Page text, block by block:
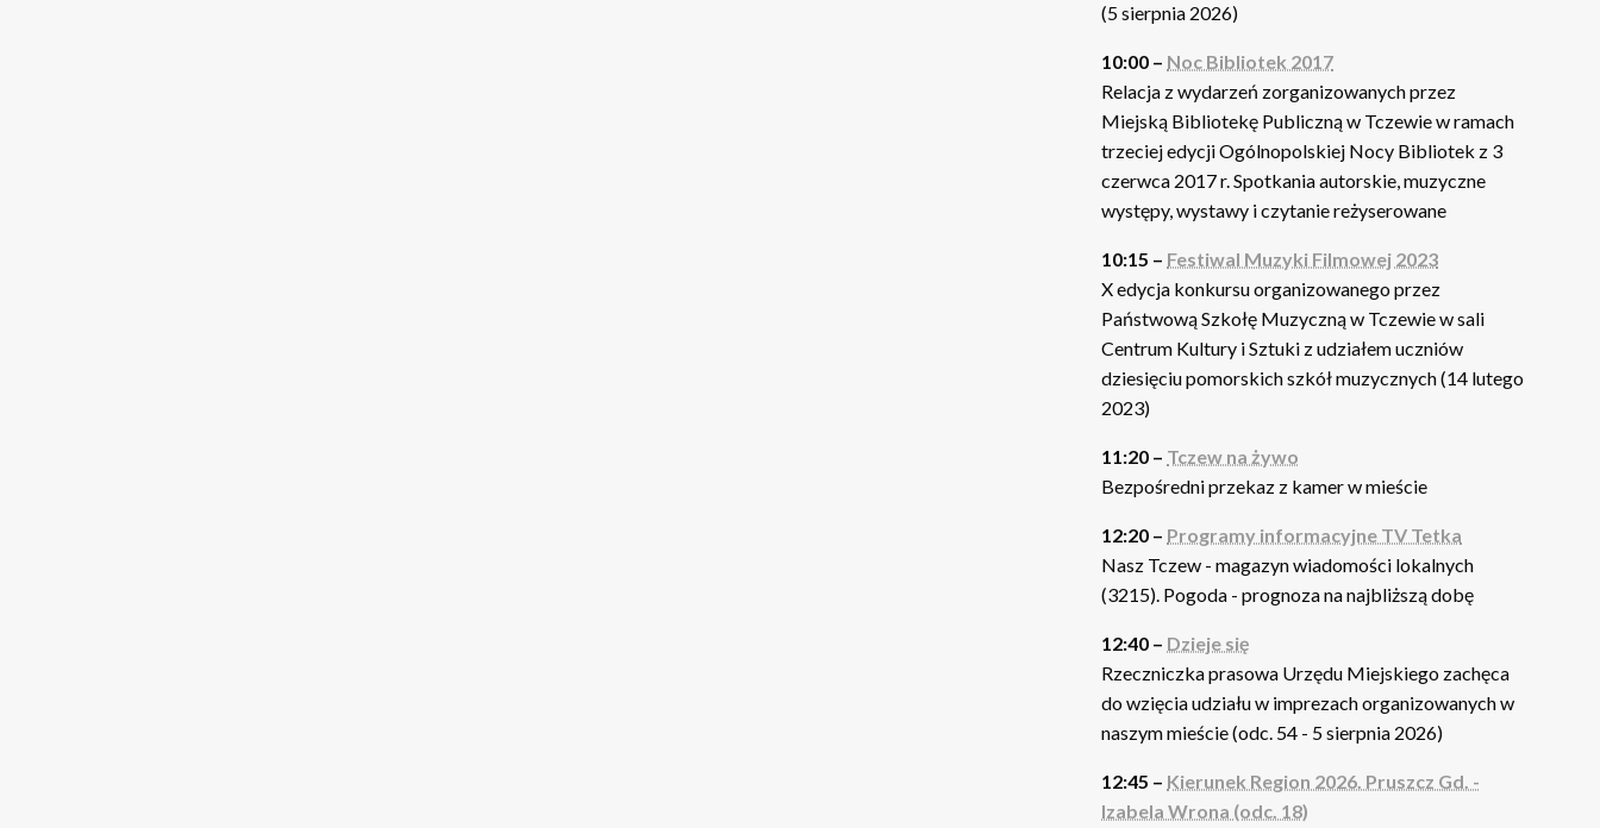
(5 sierpnia 2026)
10:00 – Noc Bibliotek 2017
Relacja z wydarzeń zorganizowanych przez
Miejską Bibliotekę Publiczną w Tczewie w ramach
trzeciej edycji Ogólnopolskiej Nocy Bibliotek z 3
czerwca 2017 r. Spotkania autorskie, muzyczne
występy, wystawy i czytanie reżyserowane
10:15 – Festiwal Muzyki Filmowej 2023
X edycja konkursu organizowanego przez
Państwową Szkołę Muzyczną w Tczewie w sali
Centrum Kultury i Sztuki z udziałem uczniów
dziesięciu pomorskich szkół muzycznych (14 lutego
2023)
11:20 – Tczew na żywo
Bezpośredni przekaz z kamer w mieście
12:20 – Programy informacyjne TV Tetka
Nasz Tczew - magazyn wiadomości lokalnych
(3215). Pogoda - prognoza na najbliższą dobę
12:40 – Dzieje się
Rzeczniczka prasowa Urzędu Miejskiego zachęca
do wzięcia udziału w imprezach organizowanych w
naszym mieście (odc. 54 - 5 sierpnia 2026)
12:45 – Kierunek Region 2026. Pruszcz Gd. -
Izabela Wrona (odc. 18)